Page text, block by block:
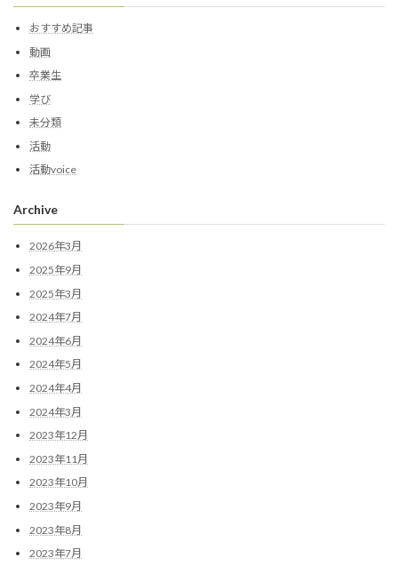
おすすめ記事
動画
卒業生
学び
未分類
活動
活動voice
Archive
2026年3月
2025年9月
2025年3月
2024年7月
2024年6月
2024年5月
2024年4月
2024年3月
2023年12月
2023年11月
2023年10月
2023年9月
2023年8月
2023年7月